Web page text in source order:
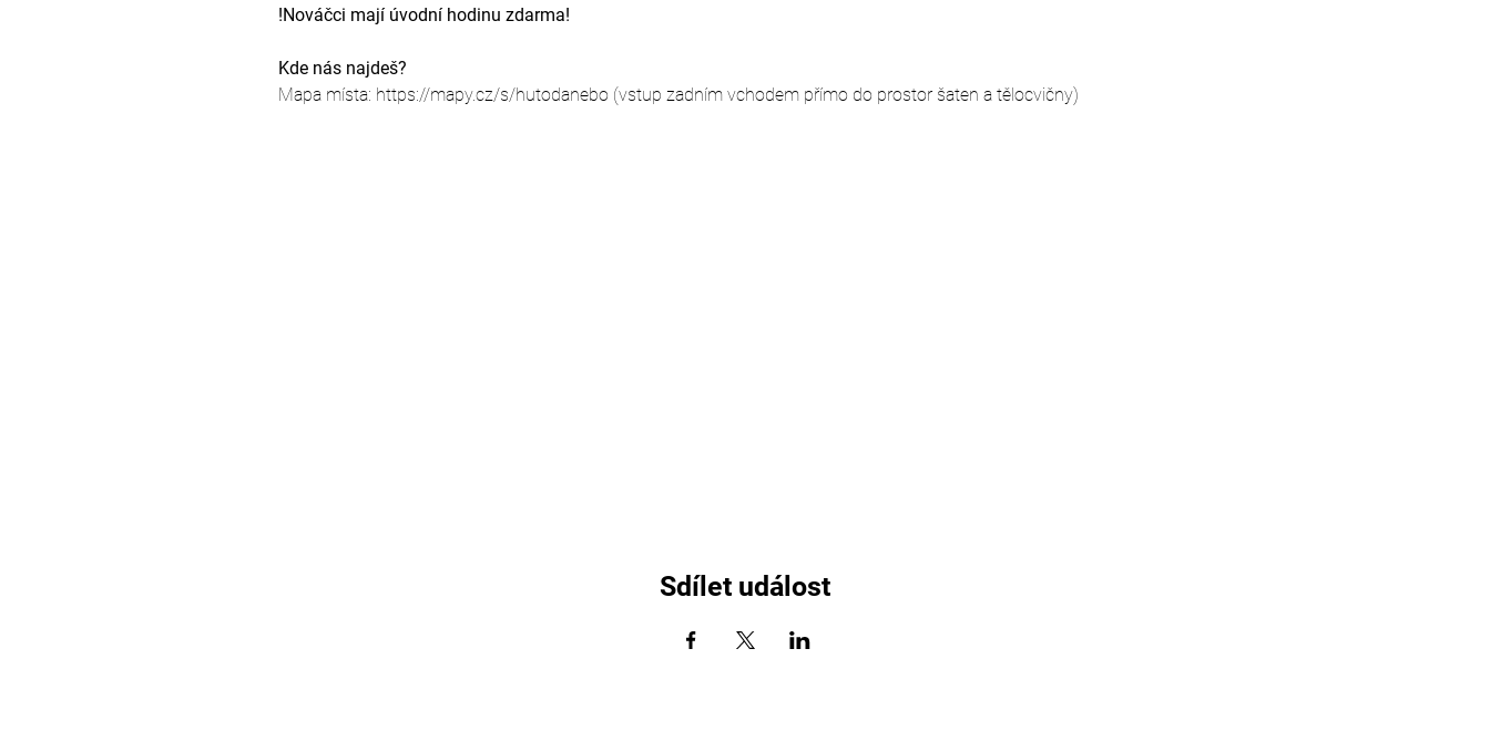
!Nováčci mají úvodní hodinu zdarma!
Kde nás najdeš?
Mapa místa: https://mapy.cz/s/hutodanebo (vstup zadním vchodem přímo do prostor šaten a tělocvičny)
Sdílet událost